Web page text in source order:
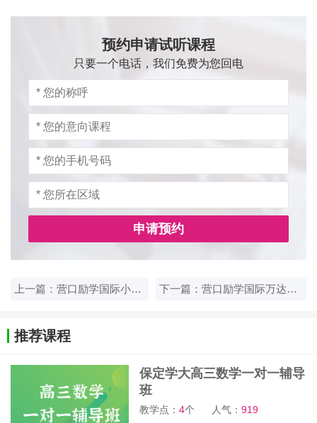
预约申请试听课程
只要一个电话，我们免费为您回电
申请预约
上一篇：营口励学国际小升初1对1辅导培训班 下一篇：营口励学国际万达校区高考1对1冲刺辅导
推荐课程
保定学大高三数学一对一辅导
班
教学点：4个 人气：919